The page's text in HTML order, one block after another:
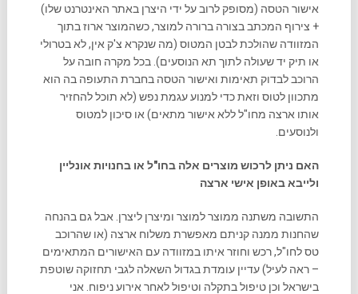
אישור הטסה (מסופק לרוב על ידי היצרן באתר האינטרנט שלו)
+ צירוף המכתב בצורה ברורה למוצר, כשהמוצר ארוז בתוך
המזוודה שהולכת לבטן המטוס (מה שנקרא צ'ק אין, לא בטרולי
או תיק יד שעולה לתוך תא הנוסעים). בכל מקרה חובה על
הרוכב לבדוק תאימות ואישור הטסה בחברת התעופה בה הוא
מתכוון לטוס וזאת כדי למנוע עגמת נפש (לא תוכל להחזיר
אותו ארצה מחו"ל ללא אישור מתאים) או סיכון למטוס
ולנוסעים.
האם ניתן לרכוש מוצרים אלה בחו"ל או בחנויות אונליין
ולייבא באופן אישי ארצה
התשובה משתנה ממוצר למוצר ומיצרן ליצרן. אבל גם בהנחה
שהחנות ממנה קניתם מאפשרת משלוח ארצה (או שהרוכב
טס לחו"ל, רכש וחוזר איתו במזוודה עם האישורים המתאימים
– ראה לעיל) עדיין עומדת בגדול השאלה לגבי תחזוקה שוטפת
בישראל וכן טיפול בתקלה וטיפול לאחר אירוע ניפוח. אני